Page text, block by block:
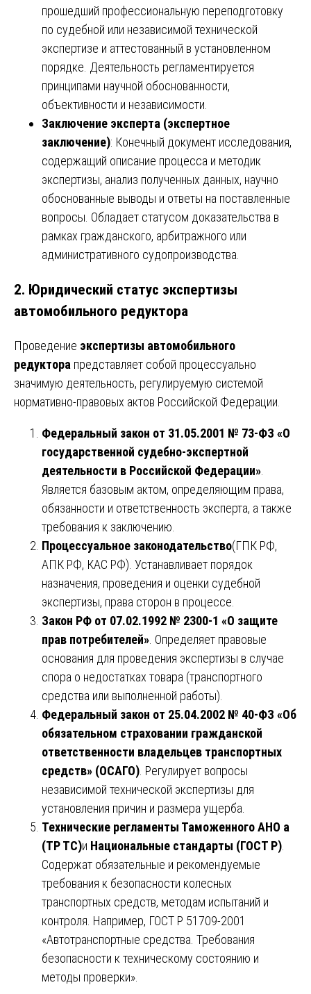
прошедший профессиональную переподготовку
по судебной или независимой технической
экспертизе и аттестованный в установленном
порядке. Деятельность регламентируется
принципами научной обоснованности,
объективности и независимости.
Заключение эксперта (экспертное
заключение): Конечный документ исследования,
содержащий описание процесса и методик
экспертизы, анализ полученных данных, научно
обоснованные выводы и ответы на поставленные
вопросы. Обладает статусом доказательства в
рамках гражданского, арбитражного или
административного судопроизводства.
2. Юридический статус экспертизы
автомобильного редуктора
Проведение экспертизы автомобильного
редуктора представляет собой процессуально
значимую деятельность, регулируемую системой
нормативно-правовых актов Российской Федерации.
Федеральный закон от 31.05.2001 № 73-ФЗ «О
государственной судебно-экспертной
деятельности в Российской Федерации»
Является базовым актом, определяющим права,
обязанности и ответственность эксперта, а также
требования к заключению.
Процессуальное законодательство(ГПК РФ,
АПК РФ, КАС РФ). Устанавливает порядок
назначения, проведения и оценки судебной
экспертизы, права сторон в процессе.
Закон РФ от 07.02.1992 № 2300-1 «О защите
прав потребителей» . Определяет правовые
основания для проведения экспертизы в случае
спора о недостатках товара (транспортного
средства или выполненной работы).
Федеральный закон от 25.04.2002 № 40-ФЗ «Об
обязательном страховании гражданской
ответственности владельцев транспортных
средств» (ОСАГО) . Регулирует вопросы
независимой технической экспертизы для
установления причин и размера ущерба.
Технические регламенты Таможенного АНО а
(ТР ТС)и Национальные стандарты (ГОСТ Р)
Содержат обязательные и рекомендуемые
требования к безопасности колесных
транспортных средств, методам испытаний и
контроля. Например, ГОСТ Р 51709-2001
«Автотранспортные средства. Требования
безопасности к техническому состоянию и
методы проверки».